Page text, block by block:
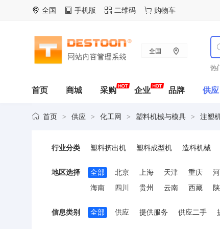
全国 手机版 二维码 购物车
全国
热
首页 商城 采购 企业 品牌 供应
首页 > 供应 > 化工网 > 塑料机械与模具 > 注塑
行业分类 塑料挤出机 塑料成型机 造料机械
地区选择 全部 北京 上海 天津 重庆
海南
四川 贵州 云南 西藏
信息类别 全部 供应 提供服务 供应二手